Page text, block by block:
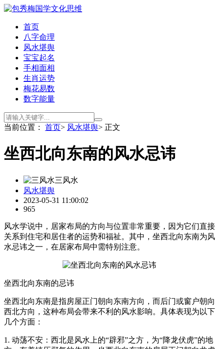
首页
八字命理
风水堪舆
宝宝起名
手相面相
生肖运势
梅花易数
数字能量
当前位置： 首页> 风水堪舆> 正文
坐西北向东南的风水忌讳
三风水
风水堪舆
2023-05-31 11:00:02
965
风水学说中，居家布局的方向与位置非常重要，因为它们直接
关系到住宅和居住者的运势和福祉。其中，坐西北向东南为风
水忌讳之一，在居家布局中需特别注意。
坐西北向东南的忌讳
坐西北向东南是指房屋正门朝向东南方向，而后门或窗户朝向
西北方向，这种布局会带来不利的风水影响。具体表现为以下
几个方面：
1. 动荡不安：西北是风水上的“辟邪”之方，为“降龙伏虎”的地